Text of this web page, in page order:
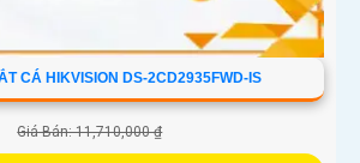
CÁ HIKVISION DS-2CD2935FWD-IS
Giá Bán: 11,710,000 ₫